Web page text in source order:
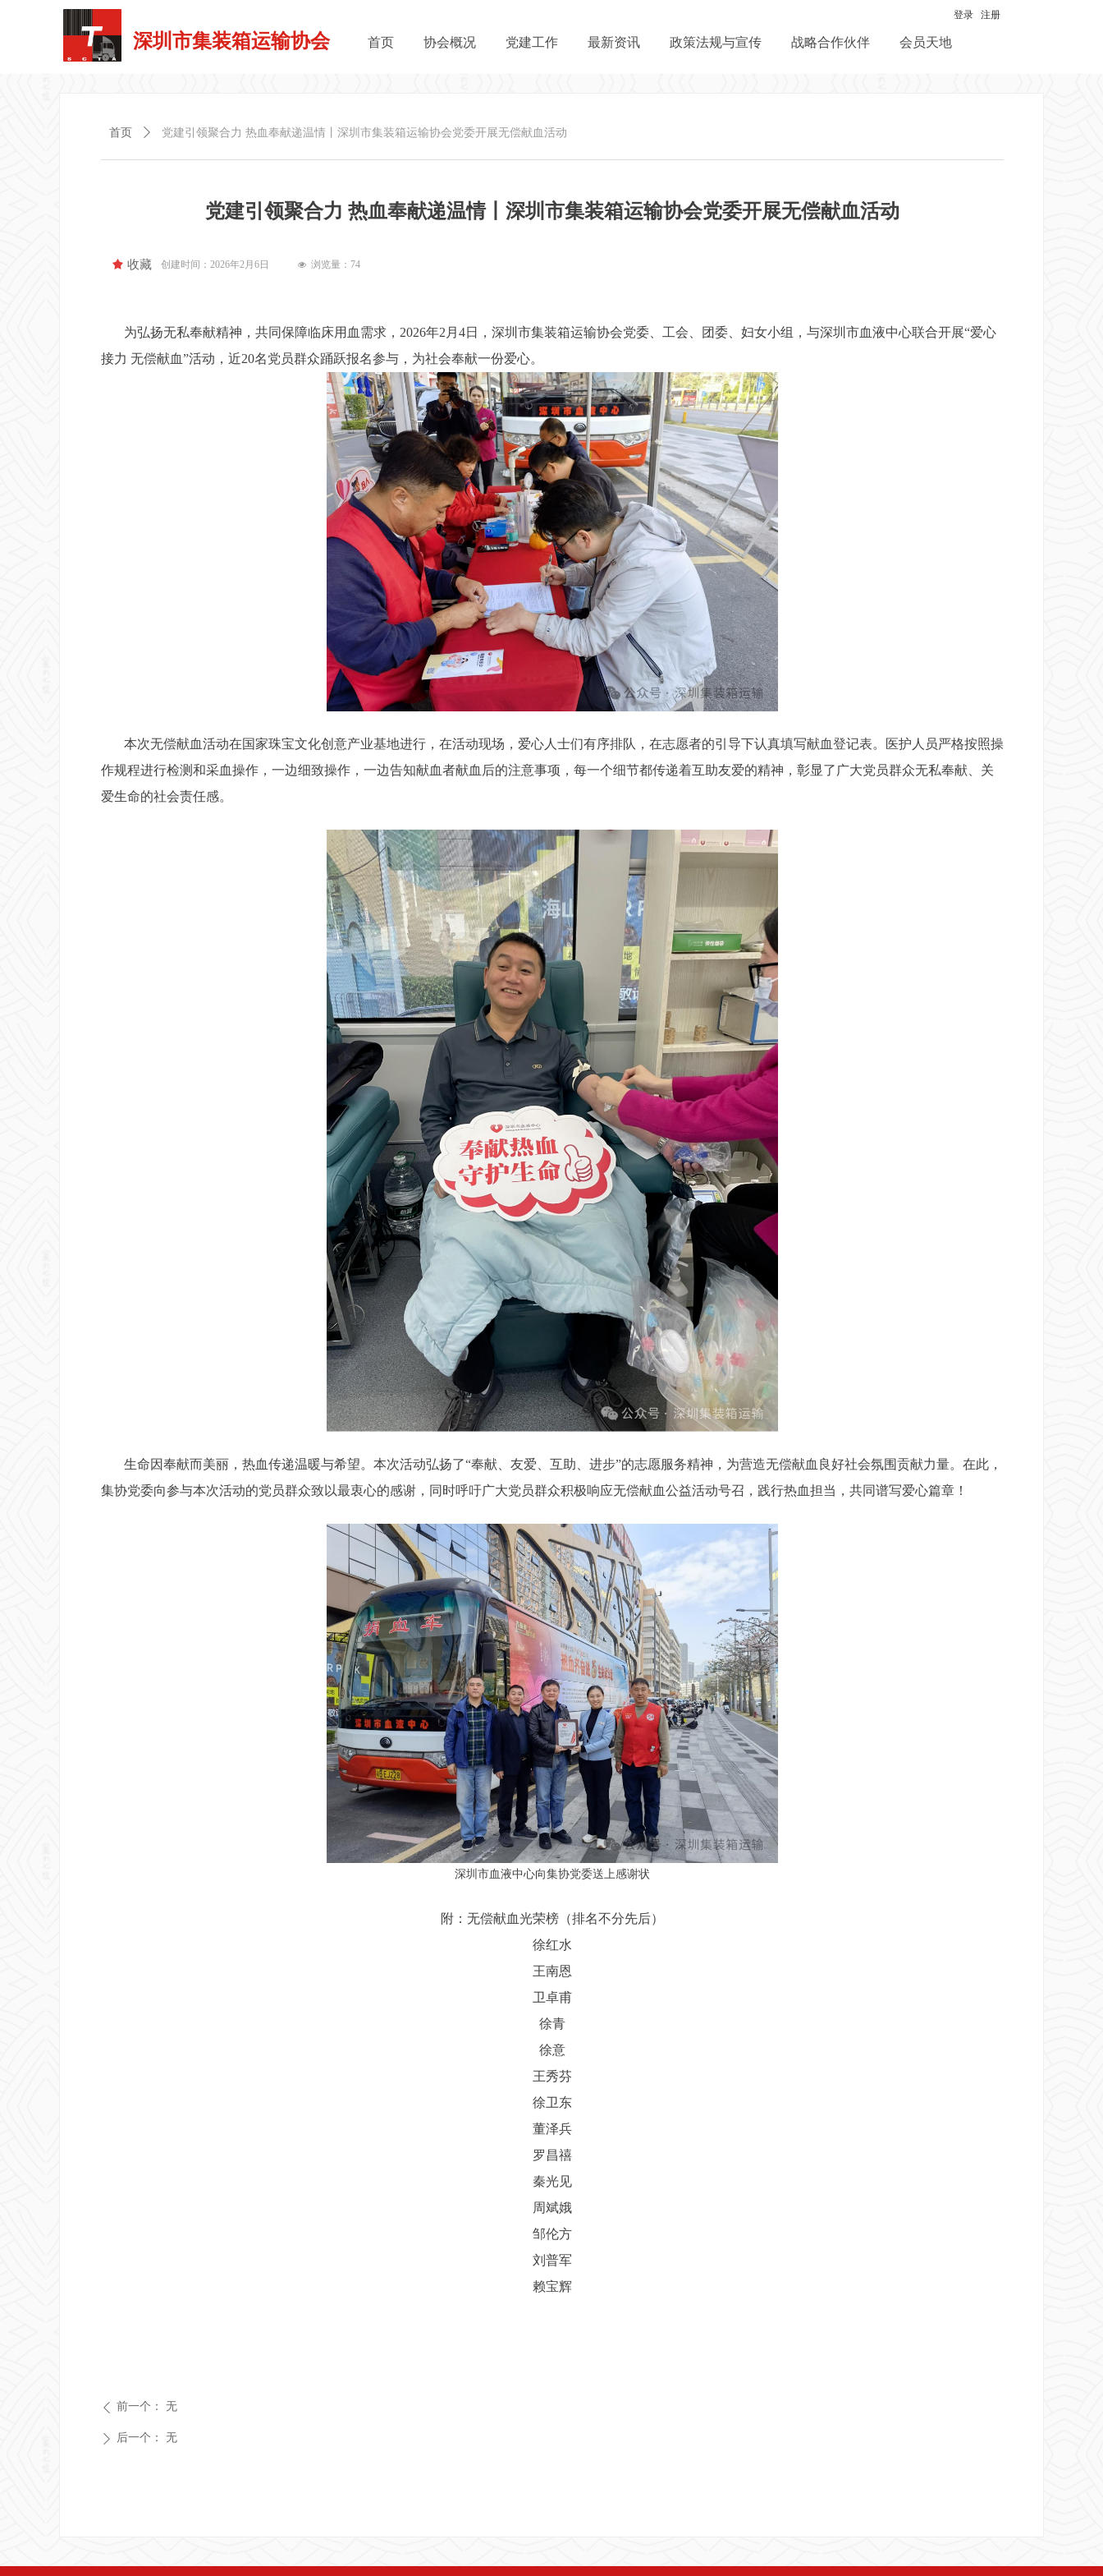
首页 协会概况 党建工作 最新资讯 政策法规与宣传 战略合作伙伴 会员天地
深圳市集装箱运输协会
登录 注册
党建引领聚合力 热血奉献递温情丨深圳市集装箱运输协会党委开展无偿献血活动
为弘扬无私奉献精神，共同保障临床用血需求，2026年2月4日，深圳市集装箱运输协会党委、工会、团委、妇女小组，与深圳市血液中心联合开展“爱心
接力 无偿献血”活动，近20名党员群众踊跃报名参与，为社会奉献一份爱心。
本次无偿献血活动在国家珠宝文化创意产业基地进行，在活动现场，爱心人士们有序排队，在志愿者的引导下认真填写献血登记表。医护人员严格按照操
作规程进行检测和采血操作，一边细致操作，一边告知献血者献血后的注意事项，每一个细节都传递着互助友爱的精神，彰显了广大党员群众无私奉献、关
爱生命的社会责任感。
生命因奉献而美丽，热血传递温暖与希望。本次活动弘扬了“奉献、友爱、互助、进步”的志愿服务精神，为营造无偿献血良好社会氛围贡献力量。在此，
集协党委向参与本次活动的党员群众致以最衷心的感谢，同时呼吁广大党员群众积极响应无偿献血公益活动号召，践行热血担当，共同谱写爱心篇章！
深圳市血液中心向集协党委送上感谢状
附：无偿献血光荣榜（排名不分先后）
徐红水
王南恩
卫卓甫
徐青
徐意
王秀芬
徐卫东
董泽兵
罗昌禧
秦光见
周斌娥
邹伦方
刘普军
赖宝辉
首页 ꄲ 党建引领聚合力 热血奉献递温情丨深圳市集装箱运输协会党委开展无偿献血活动
ꄴ 前一个： 无
ꄲ 后一个： 无
끄 收藏 넶 浏览量： 74
创建时间： 2026年2月6日